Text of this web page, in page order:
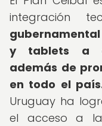
integración
y tablets a
además de
en todo el
Uruguay ha
el acceso a